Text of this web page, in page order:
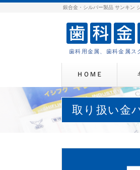
銀合金・シルバー製品 サンキン
歯科用金属、歯科金属ス
ＨＯＭＥ
取り扱い金